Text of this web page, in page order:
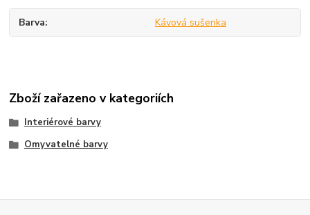
Barva Kávová sušenka
Zboží zařazeno v kategoriích
Interiérové barvy
Omyvatelné barvy